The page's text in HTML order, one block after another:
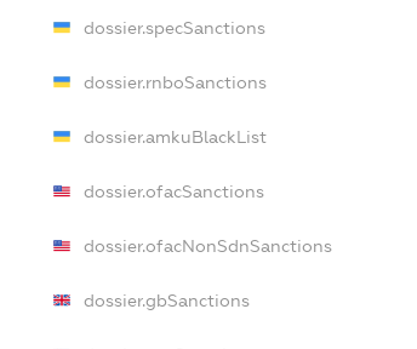
dossier.specSanctions
dossier.rnboSanctions
dossier.amkuBlackList
dossier.ofacSanctions
dossier.ofacNonSdnSanctions
dossier.gbSanctions